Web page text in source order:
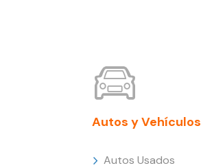
Autos y Vehículos
Autos Usados